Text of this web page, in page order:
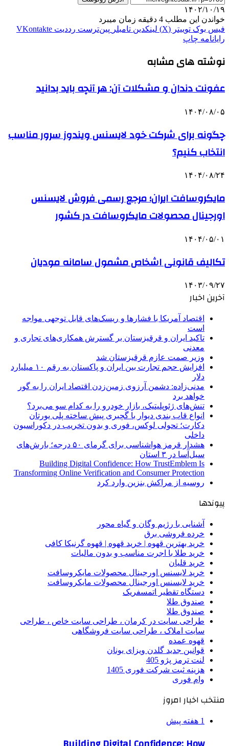
۱۴۰۲/۱۰/۱۹
خواندن این مطلب 4 دقیقه زمان میبرد
فیس بوک توییتر (X) لینکدین ‫تامبلر ‫پین‌ترست ‫رددیت ‫VKontakte
رایانامه چاپ
نوشته های مشابه
عفونت دندان و مشکلات آن: هر آنچه باید بدانید
۱۴۰۴/۰۸/۰۵
چگونه برای شرکت خود لایسنس ویندوز سرور مناسب
انتخاب کنیم؟
۱۴۰۴/۰۸/۲۴
مایکروسافت ایران؛ مرجع رسمی فروش لایسنس
اورجینال محصولات مایکروسافت در کشور
۱۴۰۴/۰۵/۰۱
تکالیف قانونی اشخاص مشمول سامانه مودیان
۱۴۰۳/۰۹/۲۷
آخرین اخبار
اقتصاد آمریکا با فشارها و ریسک‌های قابل توجهی مواجه
است
تاکید ایران و قرقیزستان بر گسترش همکاری‌های تجاری و
معدنی
وزیر صمت عازم قرقیزستان شد
افزایش حجم تجارت بین ایران و پاکستان به رقم ۱۰ میلیارد
دلار
مدنی‌زاده: دشمن آرزوی زمین‌زدن اقتصاد ایران را به گور
خواهد برد
تنش‌های ژئوپلیتیک، بازار خودرو را به کدام سو می‌برد؟
انواع قاب بندی دیوار با گچبری پیش ساخته پلی یورتان
دکارت؛ تحولی لوکس، فوری و بدون تخریب در دکوراسیون
داخلی
هشدار قرمز هواشناسی برای گرمای ۵۰ درجه؛ بارش‌های
سیل‌آسا در ۳ استان
Building Digital Confidence: How TrustEmblem Is
Transforming Online Verification and Consumer Protection
روسیه از مراکش بنزین وارد کرد
پیوندها
آشنایی با رژیم وگان و گیاه محور
خرده فروشی برق
خرید بهترین قهوه | خرید قهوه | قهوه گرنیکا کافی
خرید طلا با اجرت مناسب و بدون مالیات
خرید قلیان
خرید لایسنس اورجینال محصولات مایکروسافت
خرید لایسنس اورجینال محصولات مایکروسافت
دستگاه تقطیر اتمسفریک
صندوق طلا
صندوق طلا
طراحی سایت در کرمان ، طراحی سایت خاص ، طراحی
سایت املاک ، طراحی سایت فروشگاهی
قهوه عمده
قوانین جدید گلدن ویزای یونان
لنت ترمز پژو 405
هزینه ثبت شرکت فوری 1405
وام فوری
منتخب اخبار امروز
1 هفته پیش